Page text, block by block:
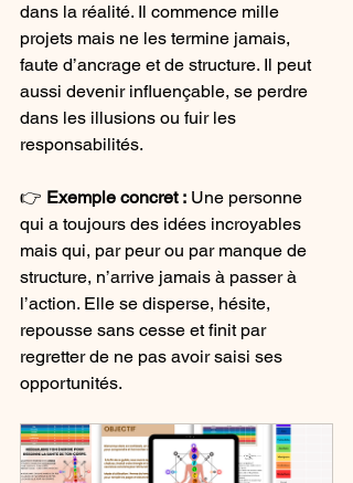
dans la réalité. Il commence mille
projets mais ne les termine jamais,
faute d’ancrage et de structure. Il peut
aussi devenir influençable, se perdre
dans les illusions ou fuir les
responsabilités.
👉 Exemple concret : Une personne
qui a toujours des idées incroyables
mais qui, par peur ou par manque de
structure, n’arrive jamais à passer à
l’action. Elle se disperse, hésite,
repousse sans cesse et finit par
regretter de ne pas avoir saisi ses
opportunités.